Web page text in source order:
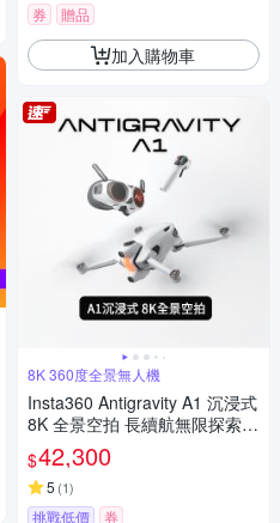
券 贈品
加入購物車
8K 360度全景無人機
Insta360 Antigravity A1 沉浸式
8K 全景空拍 長續航無限探索套
裝 先創代理
$42,300
5 (1)
挑戰低價 券